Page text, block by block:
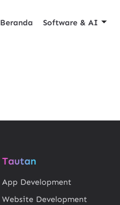
Beranda Software & AI
Tautan
App Development
Website Development